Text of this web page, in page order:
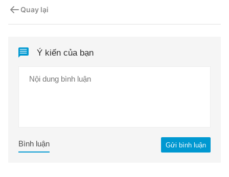
Quay lại
Ý kiến của bạn
Gửi bình luận
Bình luận